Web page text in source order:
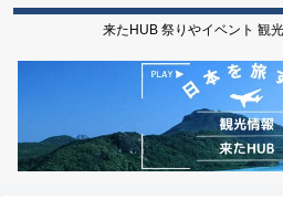
来たHUB 祭りやイベント 観